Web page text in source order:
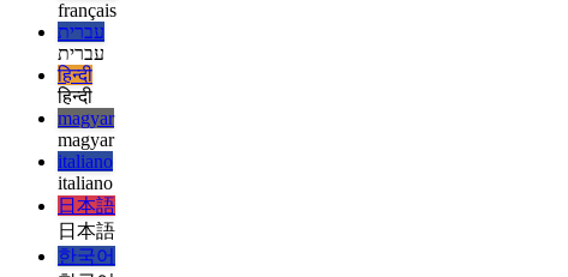
español
français
français
עברית
עברית
हिन्दी
हिन्दी
magyar
magyar
italiano
italiano
日本語